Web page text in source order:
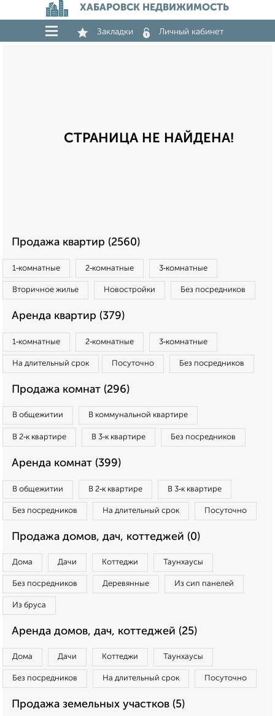
ХАБАРОВСК НЕДВИЖИМОСТЬ
Закладки Личный кабинет
СТРАНИЦА НЕ НАЙДЕНА!
Продажа квартир (2560)
1‑комнатные 2‑комнатные 3‑комнатные
Вторичное жилье Новостройки Без посредников
Аренда квартир (379)
1‑комнатные 2‑комнатные 3‑комнатные
На длительный срок Посуточно Без посредников
Продажа комнат (296)
В общежитии В коммунальной квартире
В 2‑к квартире В 3‑к квартире Без посредников
Аренда комнат (399)
В общежитии В 2‑к квартире В 3‑к квартире
Без посредников На длительный срок Посуточно
Продажа домов, дач, коттеджей (0)
Дома Дачи Коттеджи Таунхаусы
Без посредников Деревянные Из сип панелей
Из бруса
Аренда домов, дач, коттеджей (25)
Дома Дачи Коттеджи Таунхаусы
Без посредников На длительный срок Посуточно
Продажа земельных участков (5)